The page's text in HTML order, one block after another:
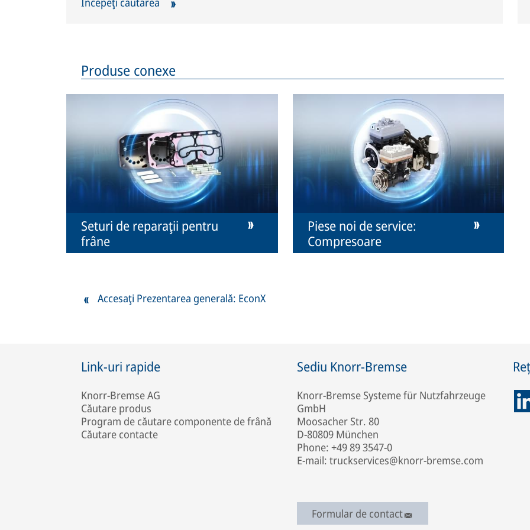
Produse conexe
Seturi de reparaţii pentru
frâne
Piese noi de service:
Compresoare
Accesaţi Prezentarea generală: EconX
Link-uri rapide
Knorr-Bremse AG
Căutare produs
Program de căutare componente de frână
Căutare contacte
Sediu Knorr-Bremse
Knorr-Bremse Systeme für Nutzfahrzeuge
GmbH
Moosacher Str. 80
D-80809 München
Phone: +49 89 3547-0
E-mail: truckservices@knorr-bremse.com
Formular de contact